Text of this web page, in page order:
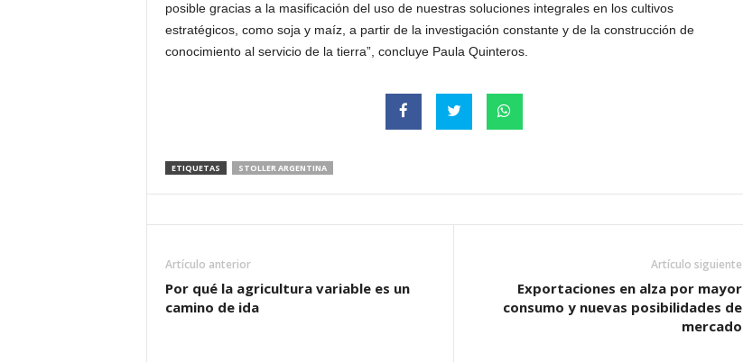
posible gracias a la masificación del uso de nuestras soluciones integrales en los cultivos
estratégicos, como soja y maíz, a partir de la investigación constante y de la construcción de
conocimiento al servicio de la tierra”, concluye Paula Quinteros.
ETIQUETAS STOLLER ARGENTINA
Artículo anterior
Por qué la agricultura variable es un
camino de ida
Artículo siguiente
Exportaciones en alza por mayor
consumo y nuevas posibilidades de
mercado